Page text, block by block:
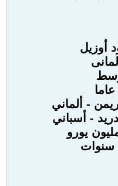
أوزيل
ألمانى
- ألماني
- أسباني